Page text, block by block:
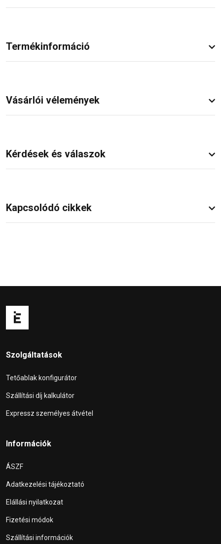
Termékinformáció
Vásárlói vélemények
Kérdések és válaszok
Kapcsolódó cikkek
Szolgáltatások
Tetőablak konfigurátor
Szállítási díj kalkulátor
Expressz személyes átvétel
Információk
ÁSZF
Adatkezelési tájékoztató
Elállási nyilatkozat
Fizetési módok
Szállítási információk